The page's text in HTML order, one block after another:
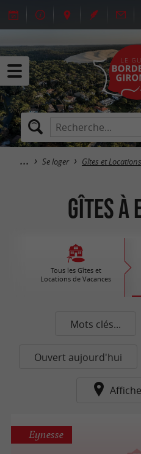
Se loger Gîtes et
Gîtes à
Tous les Gîtes et
Locations de Vacances
Mots clés...
Ouvert aujourd'hui
Eynesse